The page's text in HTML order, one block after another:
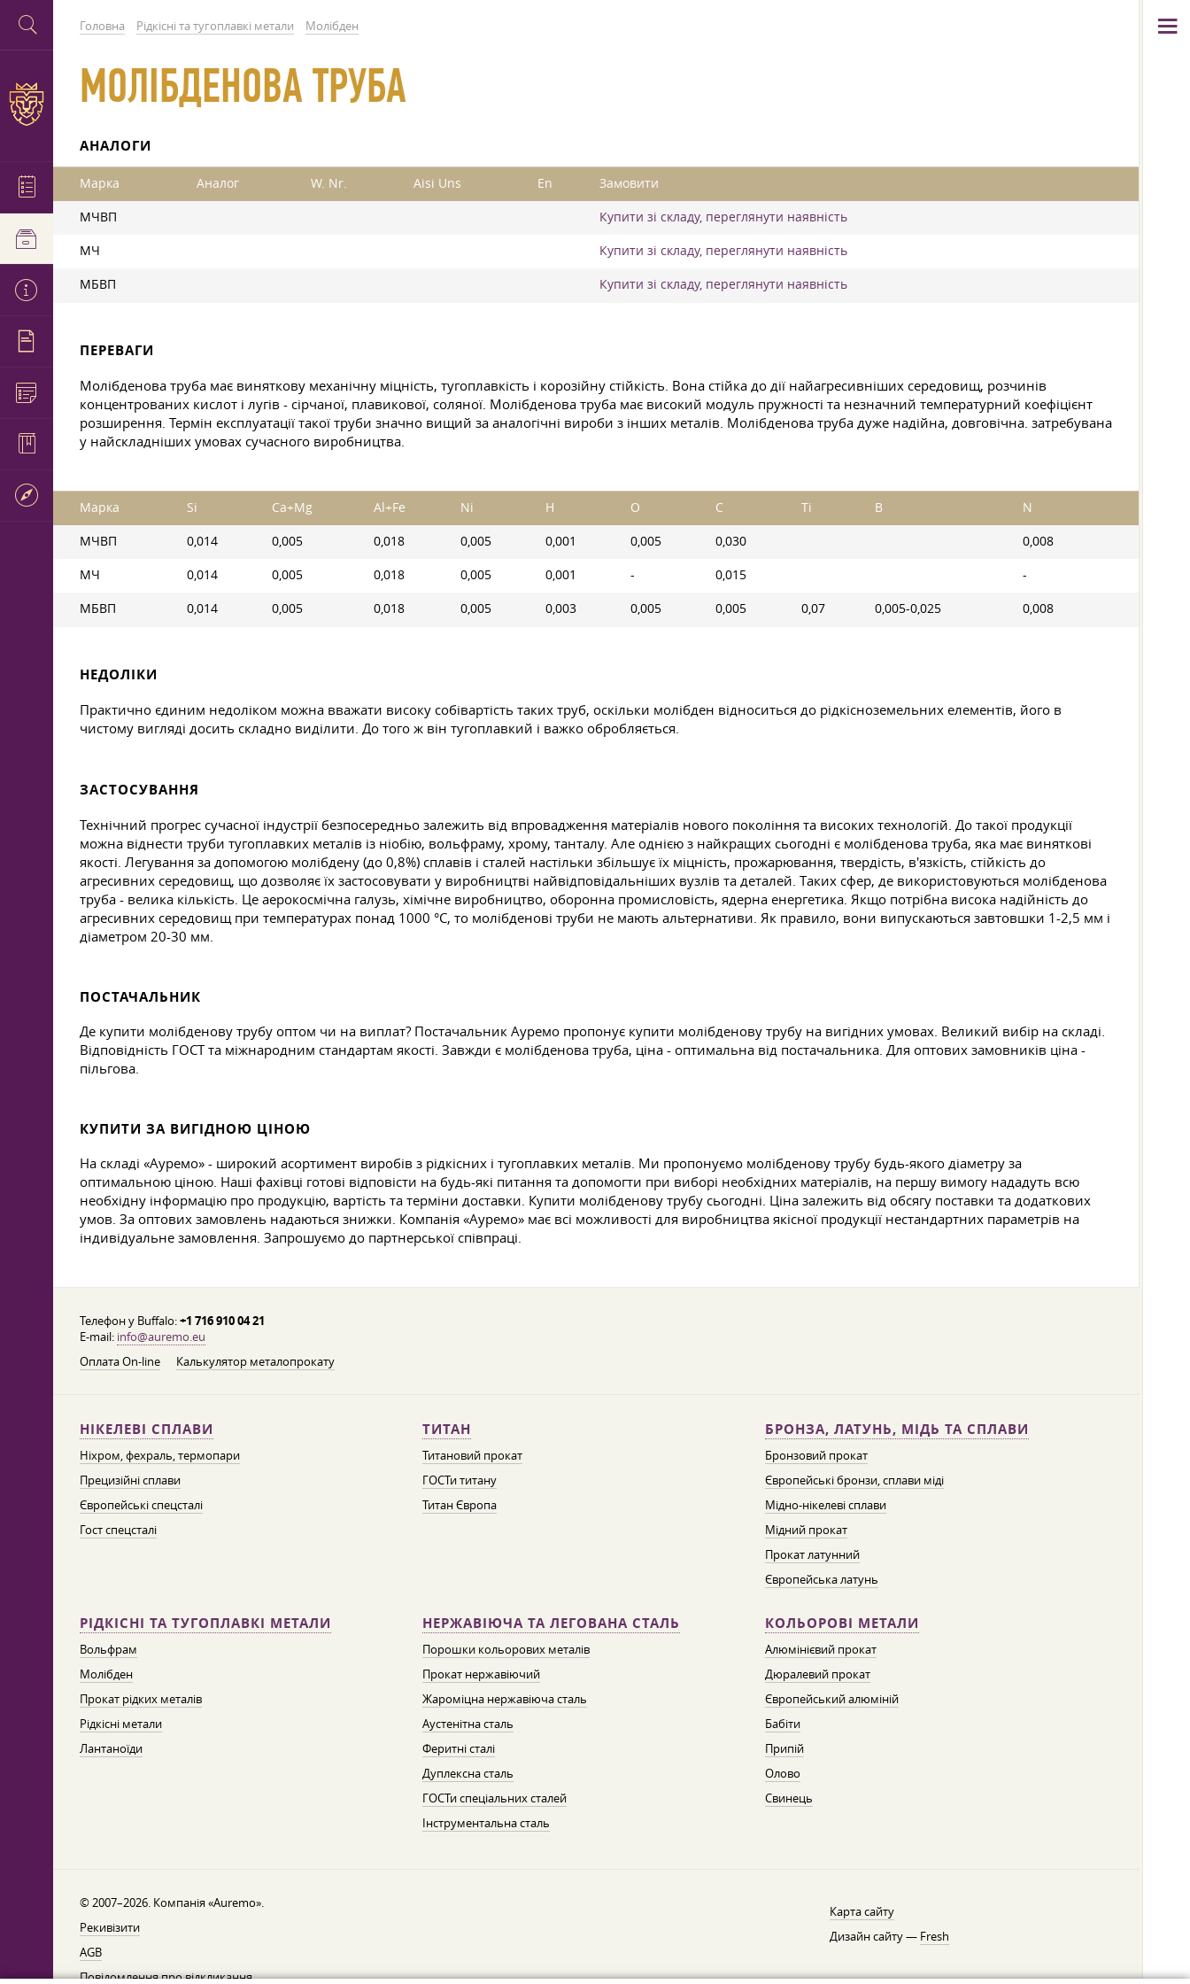
Головна Рідкісні та тугоплавкі метали Молібден
МОЛІБДЕНОВА ТРУБА
АНАЛОГИ
Марка Аналог W. Nr. Aisi Uns En Замовити
МЧВП Купити зі складу, переглянути наявність
МЧ Купити зі складу, переглянути наявність
МБВП Купити зі складу, переглянути наявність
ПЕРЕВАГИ
Молібденова труба має виняткову механічну міцність, тугоплавкість і корозійну стійкість. Вона стійка до дії найагресивніших середовищ, розчинів
концентрованих кислот і лугів - сірчаної, плавикової, соляної. Молібденова труба має високий модуль пружності та незначний температурний коефіцієнт
розширення. Термін експлуатації такої труби значно вищий за аналогічні вироби з інших металів. Молібденова труба дуже надійна, довговічна. затребувана
у найскладніших умовах сучасного виробництва.
Марка Si Ca+Mg Al+Fe Ni H O C Ti B N
МЧВП 0,014 0,005 0,018 0,005 0,001 0,005 0,030 0,008
МЧ 0,014 0,005 0,018 0,005 0,001 - 0,015 -
МБВП 0,014 0,005 0,018 0,005 0,003 0,005 0,005 0,07 0,005-0,025 0,008
НЕДОЛІКИ
Практично єдиним недоліком можна вважати високу собівартість таких труб, оскільки молібден відноситься до рідкісноземельних елементів, його в
чистому вигляді досить складно виділити. До того ж він тугоплавкий і важко обробляється.
ЗАСТОСУВАННЯ
Технічний прогрес сучасної індустрії безпосередньо залежить від впровадження матеріалів нового покоління та високих технологій. До такої продукції
можна віднести труби тугоплавких металів із ніобію, вольфраму, хрому, танталу. Але однією з найкращих сьогодні є молібденова труба, яка має виняткові
якості. Легування за допомогою молібдену (до 0,8%) сплавів і сталей настільки збільшує їх міцність, прожарювання, твердість, в'язкість, стійкість до
агресивних середовищ, що дозволяє їх застосовувати у виробництві найвідповідальніших вузлів та деталей. Таких сфер, де використовуються молібденова
труба - велика кількість. Це аерокосмічна галузь, хімічне виробництво, оборонна промисловість, ядерна енергетика. Якщо потрібна висока надійність до
агресивних середовищ при температурах понад 1000 °C, то молібденові труби не мають альтернативи. Як правило, вони випускаються завтовшки 1-2,5 мм і
діаметром 20-30 мм.
ПОСТАЧАЛЬНИК
Де купити молібденову трубу оптом чи на виплат? Постачальник Ауремо пропонує купити молібденову трубу на вигідних умовах. Великий вибір на складі.
Відповідність ГОСТ та міжнародним стандартам якості. Завжди є молібденова труба, ціна - оптимальна від постачальника. Для оптових замовників ціна -
пільгова.
КУПИТИ ЗА ВИГІДНОЮ ЦІНОЮ
На складі «Ауремо» - широкий асортимент виробів з рідкісних і тугоплавких металів. Ми пропонуємо молібденову трубу будь-якого діаметру за
оптимальною ціною. Наші фахівці готові відповісти на будь-які питання та допомогти при виборі необхідних матеріалів, на першу вимогу нададуть всю
необхідну інформацію про продукцію, вартість та терміни доставки. Купити молібденову трубу сьогодні. Ціна залежить від обсягу поставки та додаткових
умов. За оптових замовлень надаються знижки. Компанія «Ауремо» має всі можливості для виробництва якісної продукції нестандартних параметрів на
індивідуальне замовлення. Запрошуємо до партнерської співпраці.
Телефон у Buffalo:+1 716 910 04 21
E-mail: info@auremo.eu
Оплата On-line
Калькулятор металопрокату
НІКЕЛЕВІ СПЛАВИ
Ніхром, фехраль, термопари
Прецизійні сплави
Європейські спецсталі
Гост спецсталі
ТИТАН
Титановий прокат
ГОСТи титану
Титан Європа
БРОНЗА, ЛАТУНЬ, МІДЬ ТА СПЛАВИ
Бронзовий прокат
Європейські бронзи, сплави міді
Мідно-нікелеві сплави
Мідний прокат
Прокат латунний
Європейська латунь
РІДКІСНІ ТА ТУГОПЛАВКІ МЕТАЛИ
Вольфрам
Молібден
Прокат рідких металів
Рідкісні метали
Лантаноїди
НЕРЖАВІЮЧА ТА ЛЕГОВАНА СТАЛЬ
Порошки кольорових металів
Прокат нержавіючий
Жароміцна нержавіюча сталь
Аустенітна сталь
Феритні сталі
Дуплексна сталь
ГОСТи спеціальних сталей
Інструментальна сталь
КОЛЬОРОВІ МЕТАЛИ
Алюмінієвий прокат
Дюралевий прокат
Європейський алюміній
Бабіти
Припій
Олово
Свинець
© 2007–2026. Компанія «Auremo».
Рекивізити
AGB
Повідомлення про відкликання
Карта сайту
Дизайн сайту — Fresh